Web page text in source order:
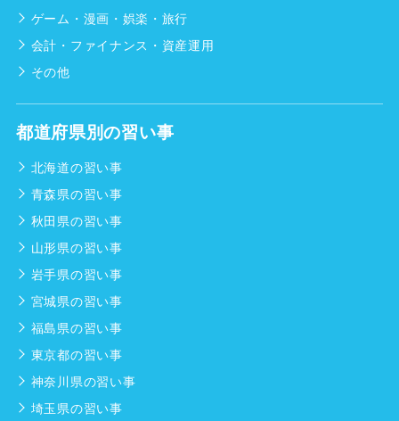
ゲーム・漫画・娯楽・旅行
会計・ファイナンス・資産運用
その他
都道府県別の習い事
北海道の習い事
青森県の習い事
秋田県の習い事
山形県の習い事
岩手県の習い事
宮城県の習い事
福島県の習い事
東京都の習い事
神奈川県の習い事
埼玉県の習い事